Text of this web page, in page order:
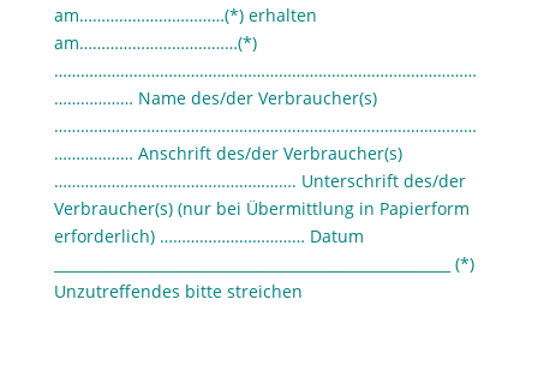
am……………………………(*) erhalten
am………………………………(*)
……………………………………………………………………………………
……………… Name des/der Verbraucher(s)
……………………………………………………………………………………
……………… Anschrift des/der Verbraucher(s)
………………………………………………. Unterschrift des/der
Verbraucher(s) (nur bei Übermittlung in Papierform
erforderlich) …………………………… Datum
_______________________________________________________ (*)
Unzutreffendes bitte streichen